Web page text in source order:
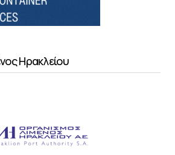
Ηρακλείου